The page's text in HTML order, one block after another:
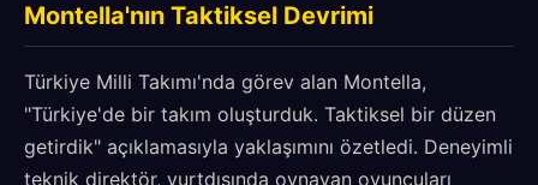
Montella'nın Taktiksel Devrimi
Türkiye Milli Takımı'nda görev alan Montella,
"Türkiye'de bir takım oluşturduk. Taktiksel bir düzen
getirdik" açıklamasıyla yaklaşımını özetledi. Deneyimli
teknik direktör, yurtdışında oynayan oyuncuları